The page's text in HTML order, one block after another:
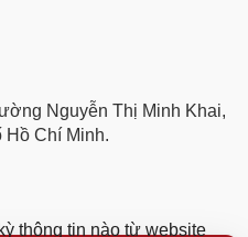
Nguyễn Thị Minh Khai,
Hồ Chí Minh.
thông tin nào từ website